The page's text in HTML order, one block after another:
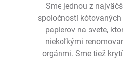
Sme jednou z
spoločností kótovaných
papierov na svete,
niekoľkými
orgánmi. Sme tiež